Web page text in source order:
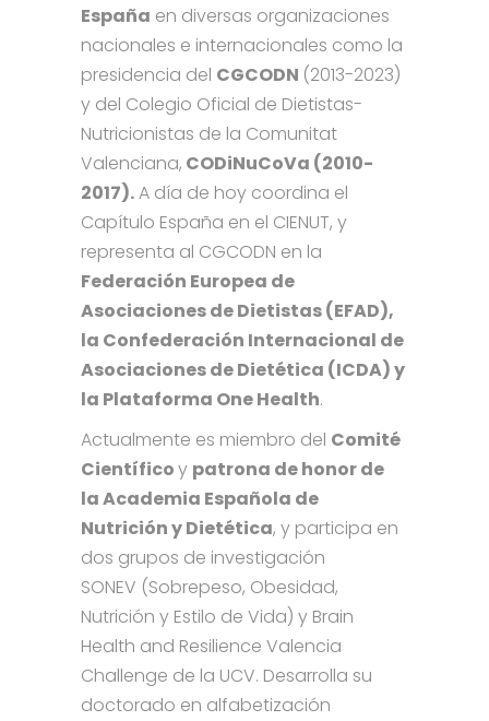
España en diversas organizaciones
nacionales e internacionales como la
presidencia del CGCODN (2013-2023)
y del Colegio Oficial de Dietistas-
Nutricionistas de la Comunitat
Valenciana, CODiNuCoVa (2010-
2017).A día de hoy coordina el
Capítulo España en el CIENUT, y
representa al CGCODN en la
Federación Europea de
Asociaciones de Dietistas (EFAD),
la Confederación Internacional de
Asociaciones de Dietética (ICDA) y
la Plataforma One Health.
Actualmente es miembro del Comité
Científicoy patrona de honor de
la Academia Española de
Nutrición y Dietética, y participa en
dos grupos de investigación
SONEV (Sobrepeso, Obesidad,
Nutrición y Estilo de Vida) y Brain
Health and Resilience Valencia
Challenge de la UCV. Desarrolla su
doctorado en alfabetización